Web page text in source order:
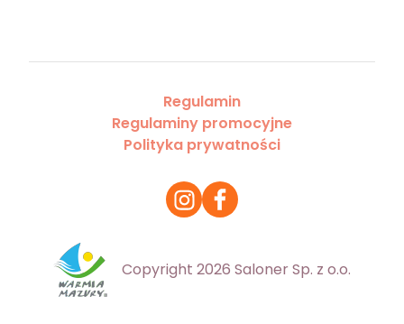
Regulamin
Regulaminy promocyjne
Polityka prywatności
Copyright 2026 Saloner Sp. z o.o.